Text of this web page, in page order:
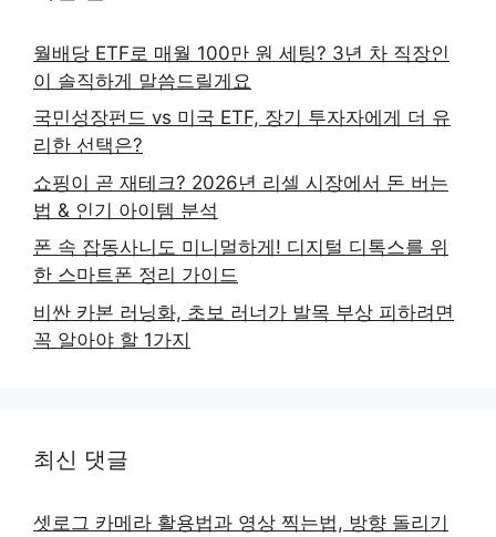
월배당 ETF로 매월 100만 원 세팅? 3년 차 직장인
이 솔직하게 말씀드릴게요
국민성장펀드 vs 미국 ETF, 장기 투자자에게 더 유
리한 선택은?
쇼핑이 곧 재테크? 2026년 리셀 시장에서 돈 버는
법 & 인기 아이템 분석
폰 속 잡동사니도 미니멀하게! 디지털 디톡스를 위
한 스마트폰 정리 가이드
비싼 카본 러닝화, 초보 러너가 발목 부상 피하려면
꼭 알아야 할 1가지
최신 댓글
셋로그 카메라 활용법과 영상 찍는법, 방향 돌리기